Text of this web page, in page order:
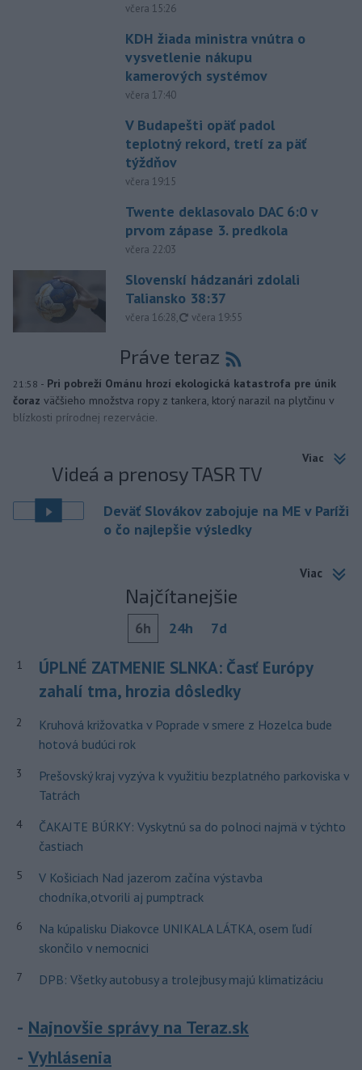
včera 15:26
KDH žiada ministra vnútra o
vysvetlenie nákupu
kamerových systémov
včera 17:40
V Budapešti opäť padol
teplotný rekord, tretí za päť
týždňov
včera 19:15
Twente deklasovalo DAC 6:0 v
prvom zápase 3. predkola
včera 22:03
Slovenskí hádzanári zdolali
Taliansko 38:37
včera 16:28, aktualizované
včera 19:55
Práve teraz
21:58 - Pri pobreží Ománu hrozí ekologická katastrofa pre únik
čoraz väčšieho množstva ropy z tankera, ktorý narazil na plytčinu v
blízkosti prírodnej rezervácie.
Viac
Videá a prenosy TASR TV
Deväť Slovákov zabojuje na ME v Paríži
o čo najlepšie výsledky
Viac
Najčítanejšie
6h 24h 7d
1
ÚPLNÉ ZATMENIE SLNKA: Časť Európy
zahalí tma, hrozia dôsledky
2
Kruhová križovatka v Poprade v smere z Hozelca bude
hotová budúci rok
3
Prešovský kraj vyzýva k využitiu bezplatného parkoviska v
Tatrách
4
ČAKAJTE BÚRKY: Vyskytnú sa do polnoci najmä v týchto
častiach
5
V Košiciach Nad jazerom začína výstavba
chodníka,otvorili aj pumptrack
6
Na kúpalisku Diakovce UNIKALA LÁTKA, osem ľudí
skončilo v nemocnici
7 DPB: Všetky autobusy a trolejbusy majú klimatizáciu
Najnovšie správy na Teraz.sk
Vyhlásenia